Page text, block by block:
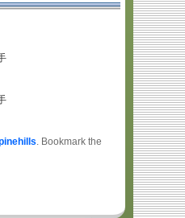
. Bookmark the